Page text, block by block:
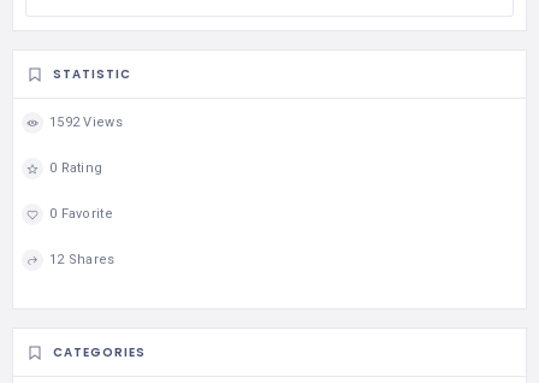
STATISTIC
1592 Views
0 Rating
0 Favorite
12 Shares
CATEGORIES